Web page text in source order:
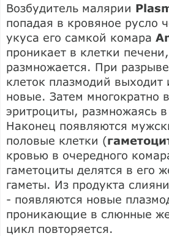
Возбудитель малярии
попадая в кровяное русло
укуса его самкой комара
проникает в клетки
размножается. При
клеток плазмодий выходит
новые. Затем многократно
эритроциты, размножаясь
Наконец появляются
половые клетки (
кровью в очередного
гаметоциты делятся в его
гаметы. Из продукта
- появляются новые
проникающие в слюнные
цикл повторяется.